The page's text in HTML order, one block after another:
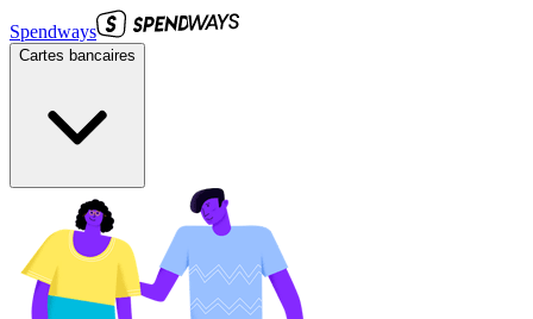
Spendways
Cartes bancaires